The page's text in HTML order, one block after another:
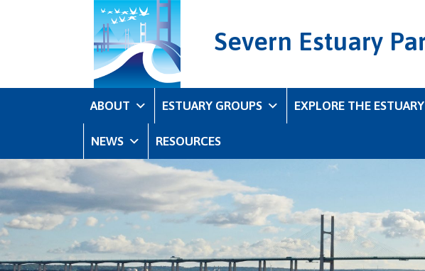
Severn Estuary
ABOUT ESTUARY GROUPS EXPLORE THE ESTUARY
NEWS RESOURCES